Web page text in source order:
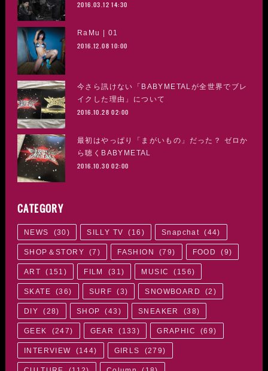
2016.03.12 14:30
RaMu | 01
2016.12.08 10:00
今さら訊けない「BABYMETALが全世界でブレ
イクした理由」について
2016.10.28 02:00
最初はやっぱり「まがいもの」だった？ ゼロか
ら聴くBABYMETAL
2016.10.30 02:00
CATEGORY
NEWS (30) SILLY TV ( 16 ) Snapchat (44)
SHOP＆STORY (7 ) FASHION (79) FOOD (9)
ART ( 151 ) FILM (31 ) MUSIC ( 156)
SKATE (36) SURF (3) SNOWBOARD (2 )
DIY (28) SHOP (43 ) SNEAKER (38)
GEEK (247) GEAR ( 133 ) GRAPHIC (69)
INTERVIEW (144) GIRLS (279)